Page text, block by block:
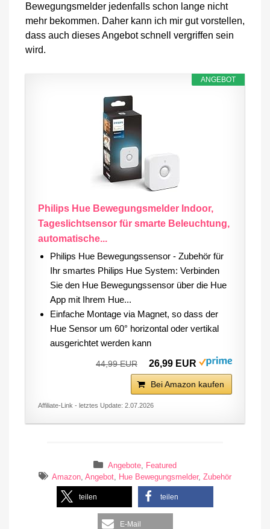
Bewegungsmelder jedenfalls schon lange nicht
mehr bekommen. Daher kann ich mir gut vorstellen,
dass auch dieses Angebot schnell vergriffen sein
wird.
ANGEBOT
Philips Hue Bewegungsmelder Indoor,
Tageslichtsensor für smarte Beleuchtung,
automatische...
Philips Hue Bewegungssensor - Zubehör für
Ihr smartes Philips Hue System: Verbinden
Sie den Hue Bewegungssensor über die Hue
App mit Ihrem Hue...
Einfache Montage via Magnet, so dass der
Hue Sensor um 60° horizontal oder vertikal
ausgerichtet werden kann
44,99 EUR 26,99 EUR
Bei Amazon kaufen
Affiliate-Link - letztes Update: 2.07.2026
Angebote, Featured
Amazon, Angebot, Hue Bewegungsmelder, Zubehör
teilen teilen
E-Mail